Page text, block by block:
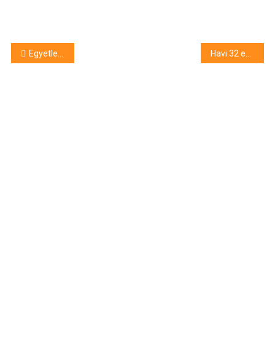
Bejegyzés
Egyetlen ittas vezetőt szűrtek ki Hajdúszoboszlón